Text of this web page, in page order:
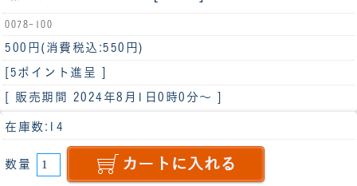
0078-100
500円 (消費税込:550円)
[5ポイント進呈 ]
[ 販売期間 2024年8月1日0時0分 ～ ]
在庫数:14
数量